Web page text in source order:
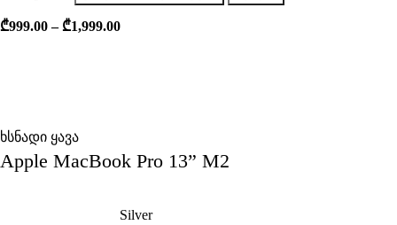
₾999.00 – ₾1,999.00
ხსნადი ყავა
Apple MacBook Pro 13” M2
Silver